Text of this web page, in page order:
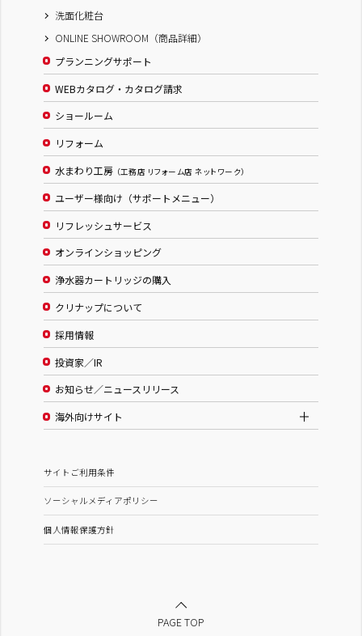
洗面化粧台
ONLINE SHOWROOM（商品詳細）
プランニングサポート
WEBカタログ・カタログ請求
ショールーム
リフォーム
水まわり工房 （工務店 リフォーム店 ネットワーク）
ユーザー様向け（サポートメニュー）
リフレッシュサービス
オンラインショッピング
浄水器カートリッジの購入
クリナップについて
採用情報
投資家／IR
お知らせ／ニュースリリース
海外向けサイト
サイトご利用条件
ソーシャルメディアポリシー
個人情報保護方針
PAGE TOP